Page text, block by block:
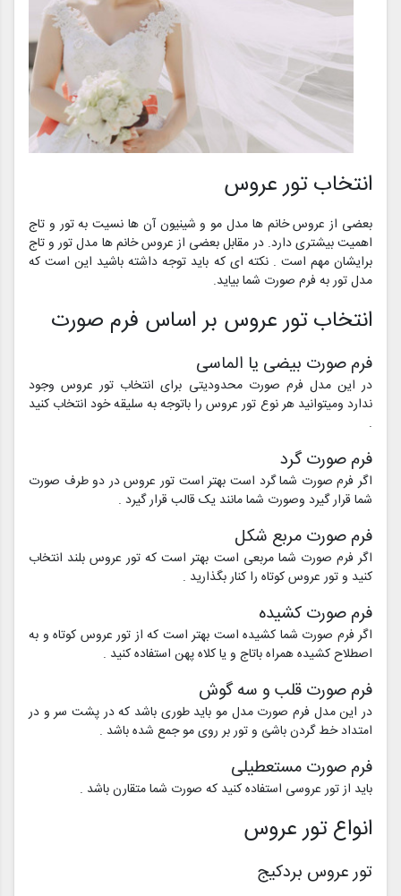
انتخاب تور عروس
بعضی از عروس خانم ها مدل مو و شینیون آن ها نسیت به تور و تاج
اهمیت بیشتری دارد. در مقابل بعضی از عروس خانم ها مدل تور و تاج
برایشان مهم است . نکته ای که باید توجه داشته باشید این است که
مدل تور به فرم صورت شما بیاید.
انتخاب تور عروس بر اساس فرم صورت
فرم صورت بیضی یا الماسی
در این مدل فرم صورت محدودیتی برای انتخاب تور عروس وجود
ندارد ومیتوانید هر نوع تور عروس را باتوجه به سلیقه خود انتخاب کنید
.
فرم صورت گرد
اگر فرم صورت شما گرد است بهتر است تور عروس در دو طرف صورت
شما قرار گیرد وصورت شما مانند یک قالب قرار گیرد .
فرم صورت مربع شکل
اگر فرم صورت شما مربعی است بهتر است که تور عروس بلند انتخاب
کنید و تور عروس کوتاه را کنار بگذارید .
فرم صورت کشیده
اگر فرم صورت شما کشیده است بهتر است که از تور عروس کوتاه و به
اصطلاح کشیده همراه باتاج و یا کلاه پهن استفاده کنید .
فرم صورت قلب و سه گوش
در این مدل فرم صورت مدل مو باید طوری باشد که در پشت سر و در
امتداد خط گردن باشئ و تور بر روی مو جمع شده باشد .
فرم صورت مستعطیلی
باید از تور عروسی استفاده کنید که صورت شما متقارن باشد .
انواع تور عروس
تور عروس بردکیج